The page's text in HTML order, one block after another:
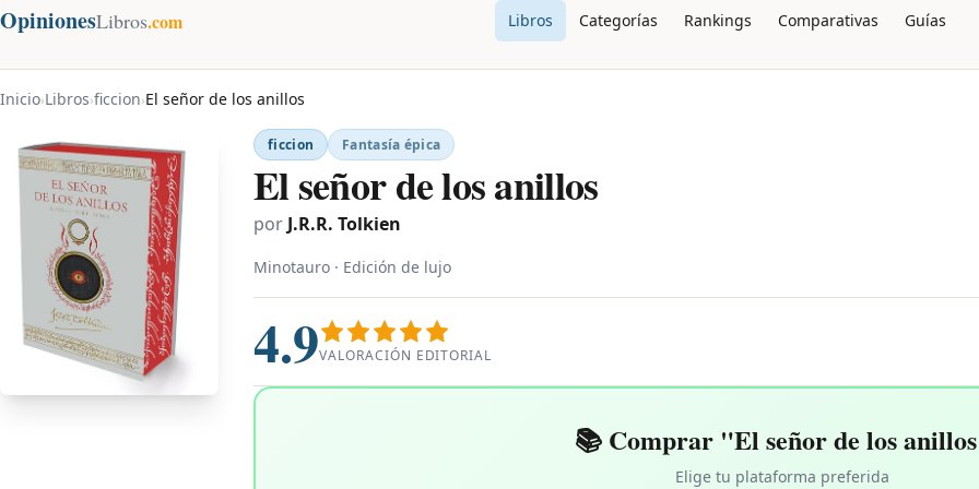
OpinionesLibros.com Libros Categorías Rankings Comparativas Guías
Inicio›Libros›ficcion›El señor de los anillos
ficcion Fantasía épica
El señor de los anillos
por J.R.R. Tolkien
Minotauro · Edición de lujo
4.9VALORACIÓN EDITORIAL
📚 Comprar "El señor de los
Elige tu plataforma preferida